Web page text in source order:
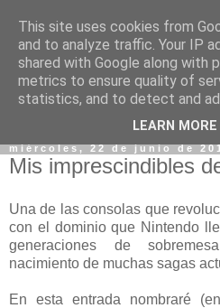
miércoles, 22 de junio de
Mis imprescindibles
Una de las consolas que
con el dominio que Nintendo
generaciones de
nacimiento de muchas sagas
En esta entrada nombraré
This site uses cookies from
and to analyze traffic. Your IP
shared with Google along with
metrics to ensure quality of
statistics, and to detect and
LEARN MORE